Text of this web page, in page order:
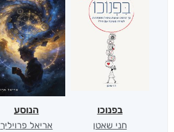
בפנוכו
חני שאטן
הנוסע
אריאל פרויליך